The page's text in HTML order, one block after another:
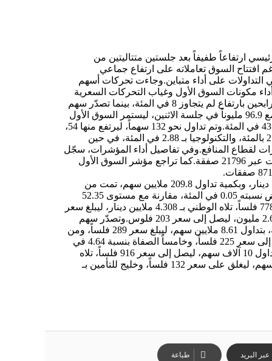
ارتفاعاً طفيفاً بعد جلستين متتاليتين من
افتتاح السوق تعاملاته على ارتفاع جماعي
على أداء متباين.وجاءت تحركات أسهم
مكونات السوق الأول وغياب التحركات السعرية
الاستثنائية.وامتد هذا الهدوء إلى السوق الرئيسي، حيث جاءت المكاسب والخسائر ضمن مستويات محدودة، إذ تصدّر سهم أصول قائمة الرابحين بارتفاع لم يتجاوز 8 في المئة، بينما تصدّر سهم
ميدان قائمة المتراجعين بانخفاض لم يتجاوز 5 في المئة.وتراجعت القيمة المتداولة بنسبة 25.6 في المئة، لتبلغ 72.1 مليون دينار، مقارنة مع 96.9 مليوناً في جلسة الاثنين، ليستمر السوق الأول
في الاستحواذ على الحصة الأكبر من إجمالي تلك السيولة بنسبة 57 في المئة، فيما استحوذ السوق الرئيسي على الحصة المتبقية ونسبتها 43 في المئة.وتم تداول نحو 132 سهماً، ليرتفع منها 54،
فيما انخفض 55، واستقرت الأسعار لـ 23 سهماً، وانخفضت المؤشرات الوزنية لـ 8 قطاعات في السوق بقيادة قطاع الرعاية الصحية بـ 2.95 بالمئة، والتكنولوجيا بـ 2.88 في المئة، في حين
المئة، والخدمات الاستهلاكية بـ 0.56 في المئة، واستقرت المؤشرات لقطاع المنافع.وفي تفاصيل أداء المؤشرات، سجّل
مؤشر السوق العام انخفاضاً بنحو 5.26 نقاط، بما يعادل 0.06 في المئة، ليصل إلى مستوى 8733 نقطة، إذ تم تداول 310.2 ملايين سهم، تمت عبر 21796 صفقة.كما تراجع مؤشر السوق الأول
في حين ارتفع المؤشر الرئيسي بنحو 12.18 نقطة، بما نسبته 0.14 في المئة، ليغلق عند مستوى 8841 نقطة بقيمة متداولة بلغت 31 مليون دينار، وبكمية تداول 209.8 ملايين سهم، تمت من
خلال 13086 صفقة.ونتيجة لذلك، خسرت القيمة السوقية للبورصة ما قيمته 30.6 مليون دينار، لتصل إلى مستوى 52.32 ملياراً، أي بانخفاض نسبته 0.05 في المئة، مقارنة مع مستوى 52.35
ملياراً، في ختام جلسة الاثنين.وعن الأسهم الأكثر تداولاً من حيث القيمة، فقد حلّ سهم بيتك أولاً بقيمة 7.16 ملايين دينار، ليصل إلى سعر 778 فلساً، تلاه الوطني بـ 4.308 ملايين دينار، ليبلغ سعر
812 فلساً، ومن ثم متحدة بـ 3.508 ملايين، ليغلق على سعر 300 فلس، واكتتاب بـ 2.81 مليون، ليبلغ سعر 38.4 فلساً، وخامساً الصفاة بـ 2.63 مليون، ليصل إلى سعر 203 فلوس.وتصدّر سهم
أصول قائمة الأسهم الأكثر ارتفاعاً، بنسبة 7.64 في المئة، بتداول 624.7 ألف سهم، ليصل إلى سعر 296 فلساً، تلاه تنظيف بـ 6.64 في المئة، بتداول 8.61 ملايين سهم، ليبلغ سعر 289 فلساً، ومن
ثم يوباك بـ 6.63 في المئة، بتداول 3.38 ملايين سهم، ليبلغ سعر 193 فلساً، وأولى تكافل بـ 4.65 في المئة، بتداول 2.13 مليون سهم، ليصل إلى سعر 225 فلساً، وخامساً الصفاة بنسبة 4.64 في
المئة، بتداول 13.2 مليون سهم.على الجانب الآخر، سجّل سهم ميدان انخفاضاً بنسبة 4.58 في المئة ليتصدر قائمة الأسهم الأكثر تراجعاً، بتداول 10 آلاف سهم، ليصل إلى سعر 916 فلساً، تلاه
شعبية بـ 4.45 في المئة، وبتداول 1.03 مليون سهم، لينخفض إلى سعر 236 فلساً، ومن ثم أم القيوين بـ 4.35 في المئة، بتداول 166.3 ألف سهم، ليغلق على سعر 132 فلساً، وخليج للتأمين بـ
البريد طباعة